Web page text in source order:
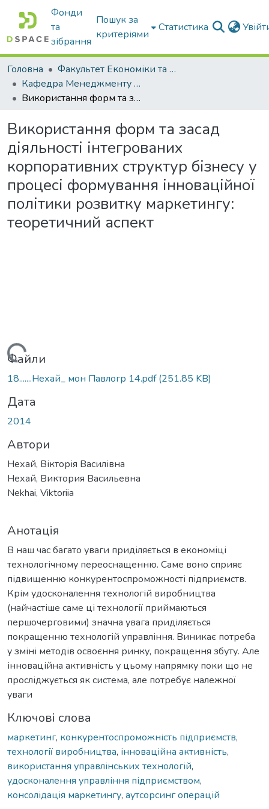
Фонди
та
зібрання
Пошук за
критеріями
Статистика
Головна
Факультет Економіки та бізнесу
Кафедра Менеджменту та публічного адміністрування
Використання форм та засад діяльності інтегрованих корпоративних структур бізнесу у процесі формування інноваційної політики розвитку маркетингу: теоретичний аспект
Використання форм та засад
діяльності інтегрованих
корпоративних структур бізнесу у
процесі формування інноваційної
політики розвитку маркетингу:
теоретичний аспект
Вантажиться...
Файли
18.......Нехай_ мон Павлогр 14.pdf(251.85 KB)
Дата
2014
Автори
Нехай, Вікторія Василівна
Нехай, Виктория Васильевна
Nekhai, Viktoriia
Анотація
В наш час багато уваги приділяється в економіці
технологічному переоснащенню. Саме воно сприяє
підвищенню конкурентоспроможності підприємств.
Крім удосконалення технологій виробництва
(найчастіше саме ці технології приймаються
першочерговими) значна увага приділяється
покращенню технологій управління. Виникає потреба
у зміні методів освоєння ринку, покращення збуту. Але
інноваційна активність у цьому напрямку поки що не
просліджується як система, але потребує належної
уваги
Ключові слова
маркетинг, конкурентоспроможність підприємств,
технології виробництва, інноваційна активність,
використання управлінських технологій,
удосконалення управління підприємством,
консолідація маркетингу, аутсорсинг операцій